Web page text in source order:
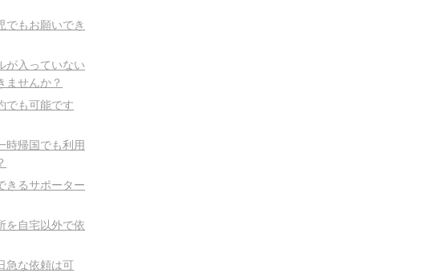
でもお願いでき
が入っていない
ませんか？
でも可能です
時帰国でも利用
きるサポーター
を自宅以外で依
急な依頼は可